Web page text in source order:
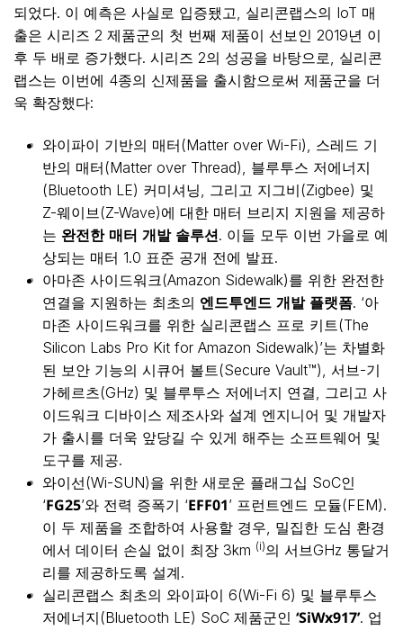
되었다. 이 예측은 사실로 입증됐고, 실리콘랩스의 IoT 매
출은 시리즈 2 제품군의 첫 번째 제품이 선보인 2019년 이
후 두 배로 증가했다. 시리즈 2의 성공을 바탕으로, 실리콘
랩스는 이번에 4종의 신제품을 출시함으로써 제품군을 더
욱 확장했다:
와이파이 기반의 매터(Matter over Wi-Fi), 스레드 기
반의 매터(Matter over Thread), 블루투스 저에너지
(Bluetooth LE) 커미셔닝, 그리고 지그비(Zigbee) 및
Z-웨이브(Z-Wave)에 대한 매터 브리지 지원을 제공하
는 완전한 매터 개발 솔루션. 이들 모두 이번 가을로 예
상되는 매터 1.0 표준 공개 전에 발표.
아마존 사이드워크(Amazon Sidewalk)를 위한 완전한
연결을 지원하는 최초의 엔드투엔드 개발 플랫폼. ‘아
마존 사이드워크를 위한 실리콘랩스 프로 키트(The
Silicon Labs Pro Kit for Amazon Sidewalk)’는 차별화
된 보안 기능의 시큐어 볼트(Secure Vault™), 서브-기
가헤르츠(GHz) 및 블루투스 저에너지 연결, 그리고 사
이드워크 디바이스 제조사와 설계 엔지니어 및 개발자
가 출시를 더욱 앞당길 수 있게 해주는 소프트웨어 및
도구를 제공.
와이선(Wi-SUN)을 위한 새로운 플래그십 SoC인
‘FG25’와 전력 증폭기 ‘EFF01’ 프런트엔드 모듈(FEM).
이 두 제품을 조합하여 사용할 경우, 밀집한 도심 환경
에서 데이터 손실 없이 최장 3km (i)의 서브GHz 통달거
리를 제공하도록 설계.
실리콘랩스 최초의 와이파이 6(Wi-Fi 6) 및 블루투스
저에너지(Bluetooth LE) SoC 제품군인 ‘SiWx917’. 업